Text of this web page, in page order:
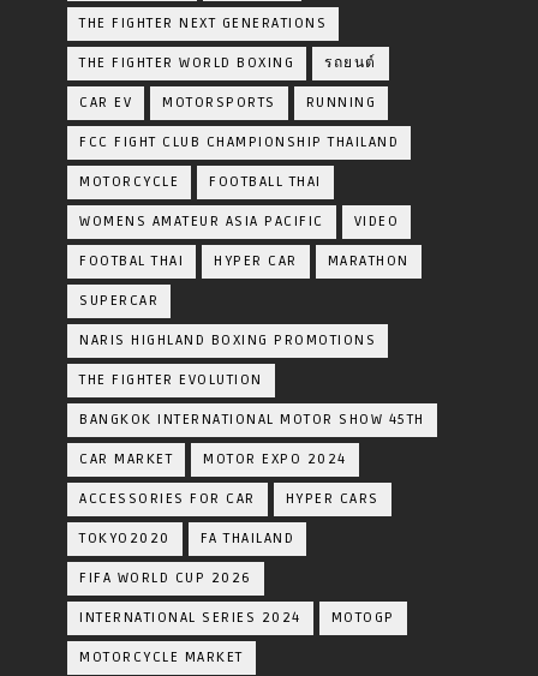
THE FIGHTER NEXT GENERATIONS
THE FIGHTER WORLD BOXING รถยนต์
CAR EV MOTORSPORTS RUNNING
FCC FIGHT CLUB CHAMPIONSHIP THAILAND
MOTORCYCLE FOOTBALL THAI
WOMENS AMATEUR ASIA PACIFIC VIDEO
FOOTBAL THAI HYPER CAR MARATHON
SUPERCAR
NARIS HIGHLAND BOXING PROMOTIONS
THE FIGHTER EVOLUTION
BANGKOK INTERNATIONAL MOTOR SHOW 45TH
CAR MARKET MOTOR EXPO 2024
ACCESSORIES FOR CAR HYPER CARS
TOKYO2020 FA THAILAND
FIFA WORLD CUP 2026
INTERNATIONAL SERIES 2024 MOTOGP
MOTORCYCLE MARKET